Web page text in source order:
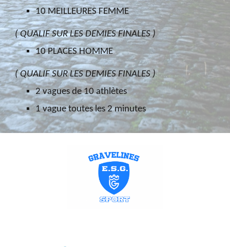
10 MEILLEURES FEMME
( QUALIF SUR LES DEMIES FINALES )
10 PLACES HOMME
( QUALIF SUR LES DEMIES FINALES )
2 vagues de 10 athlètes
1 vague toutes les 2 minutes